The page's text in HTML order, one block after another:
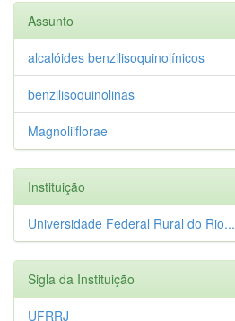
Assunto
alcalóides benzilisoquinolínicos
benzilisoquinolinas
Magnoliiflorae
Instituição
Universidade Federal Rural do Rio...
Sigla da Instituição
UFRRJ